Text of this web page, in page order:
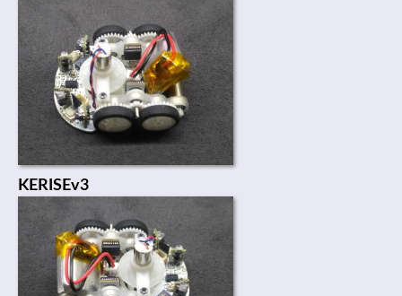
KERISEv3